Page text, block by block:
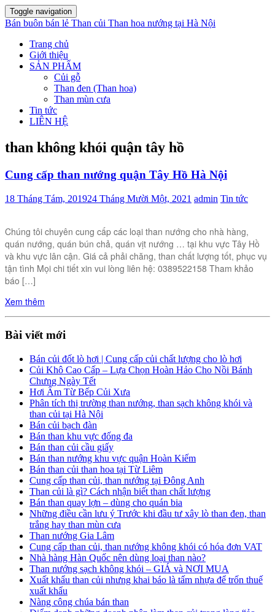
Toggle navigation
Bán buôn bán lẻ Than củi Than hoa nướng tại Hà Nội
Trang chủ
Giới thiệu
SẢN PHẨM
Củi gỗ
Than đen (Than hoa)
Than mùn cưa
Tin tức
LIÊN HỆ
than không khói quận tây hồ
Cung cấp than nướng quận Tây Hồ Hà Nội
18 Tháng Tám, 201924 Tháng Mười Một, 2021 admin Tin tức
Chúng tôi chuyên cung cấp các loại than nướng cho nhà hàng,
quán nướng, quán bún chả, quán vịt nướng … tại khu vực Tây Hồ
và khu vực lân cận. Giá cả phải chăng, than chất lượng tốt, phục vụ
tận tình Mọi chi tiết xin vui lòng liên hệ: 0389522158 Tham khảo
báo […]
Xem thêm
Bài viết mới
Bán củi đốt lò hơi | Cung cấp củi chất lượng cho lò hơi
Củi Khô Cao Cấp – Lựa Chọn Hoàn Hảo Cho Nồi Bánh
Chưng Ngày Tết
Hơi Ấm Từ Bếp Củi Xưa
Phân tích thị trường than nướng, than sạch không khói và
than củi tại Hà Nội
Bán củi bạch đàn
Bán than khu vực đống đa
Bán than củi cầu giấy
Bán than nướng khu vực quận Hoàn Kiếm
Bán than củi than hoa tại Từ Liêm
Cung cấp than củi, than nướng tại Đông Anh
Than củi là gì? Cách nhận biết than chất lượng
Bán than quay lợn – dùng cho quán bia
Những điều cần lưu ý Trước khi đầu tư xây lò than đen, than
trắng hay than mùn cưa
Than nướng Gia Lâm
Cung cấp than củi, than nướng không khói có hóa đơn VAT
Nhà hàng Hàn Quốc nên dùng loại than nào?
Than nướng sạch không khói – GIÁ và NƠI MUA
Xuất khẩu than củi nhưng khai báo là tấm nhựa để trốn thuế
xuất khẩu
Nàng công chúa bán than